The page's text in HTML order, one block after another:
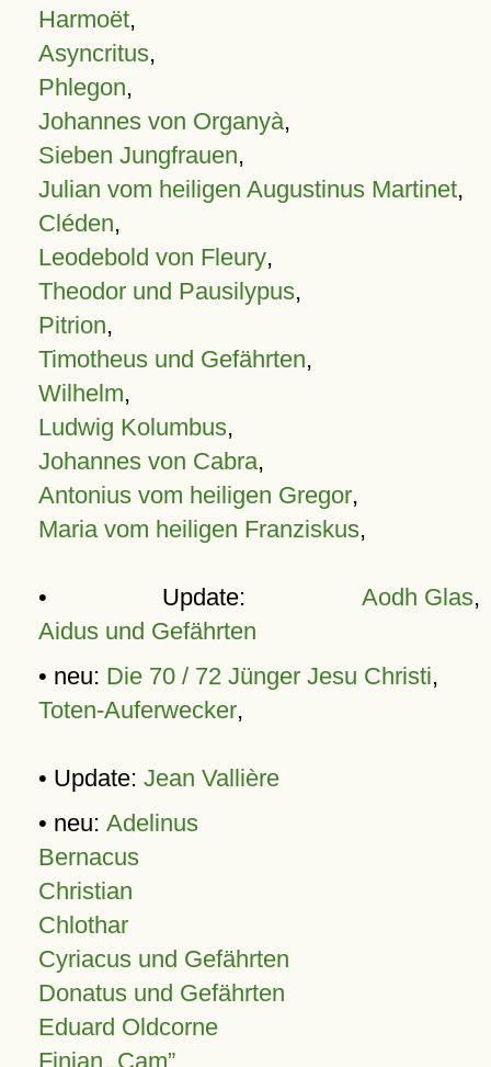
Harmoët,
Asyncritus,
Phlegon,
Johannes von Organyà,
Sieben Jungfrauen,
Julian vom heiligen Augustinus Martinet,
Cléden,
Leodebold von Fleury,
Theodor und Pausilypus,
Pitrion,
Timotheus und Gefährten,
Wilhelm,
Ludwig Kolumbus,
Johannes von Cabra,
Antonius vom heiligen Gregor,
Maria vom heiligen Franziskus,
• Update: Aodh Glas,
Aidus und Gefährten
• neu: Die 70 / 72 Jünger Jesu Christi,
Toten-Auferwecker,
• Update: Jean Vallière
• neu: Adelinus
Bernacus
Christian
Chlothar
Cyriacus und Gefährten
Donatus und Gefährten
Eduard Oldcorne
Finian Cam